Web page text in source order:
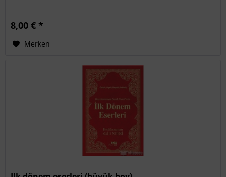
8,00 € *
Merken